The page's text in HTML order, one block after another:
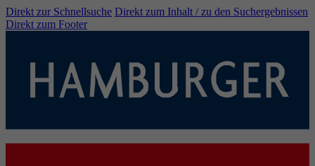
Direkt zur Schnellsuche Direkt zum Inhalt / zu den Suchergebnissen
Direkt zum Footer